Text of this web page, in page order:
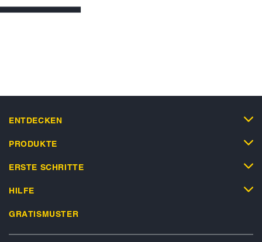
ENTDECKEN
PRODUKTE
ERSTE SCHRITTE
HILFE
GRATISMUSTER